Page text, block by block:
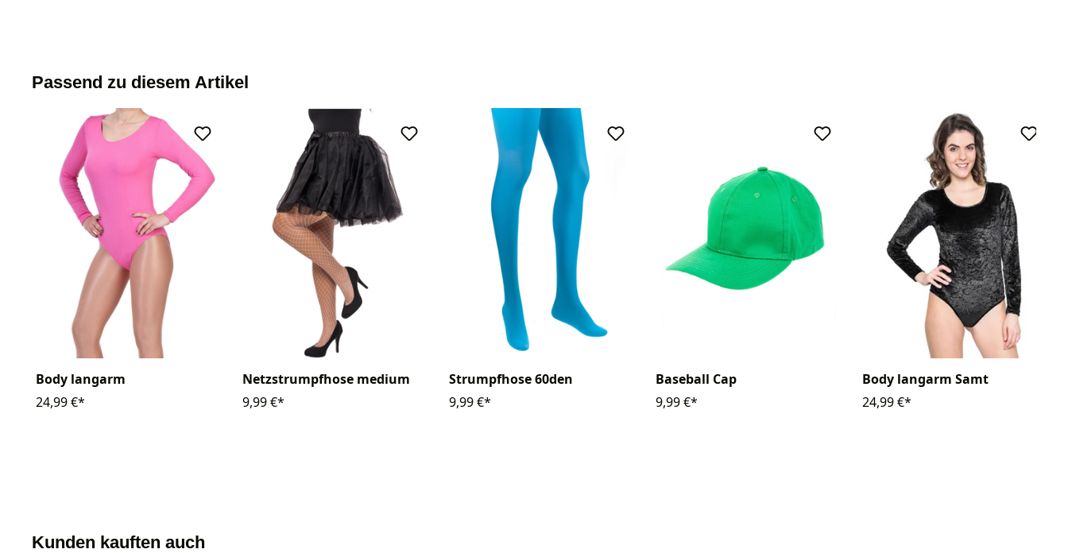
Passend zu diesem Artikel
Body langarm
24,99 €*
Netzstrumpfhose medium
9,99 €*
Strumpfhose 60den
9,99 €*
Baseball Cap
9,99 €*
Body langarm Samt
24,99 €*
Kunden kauften auch